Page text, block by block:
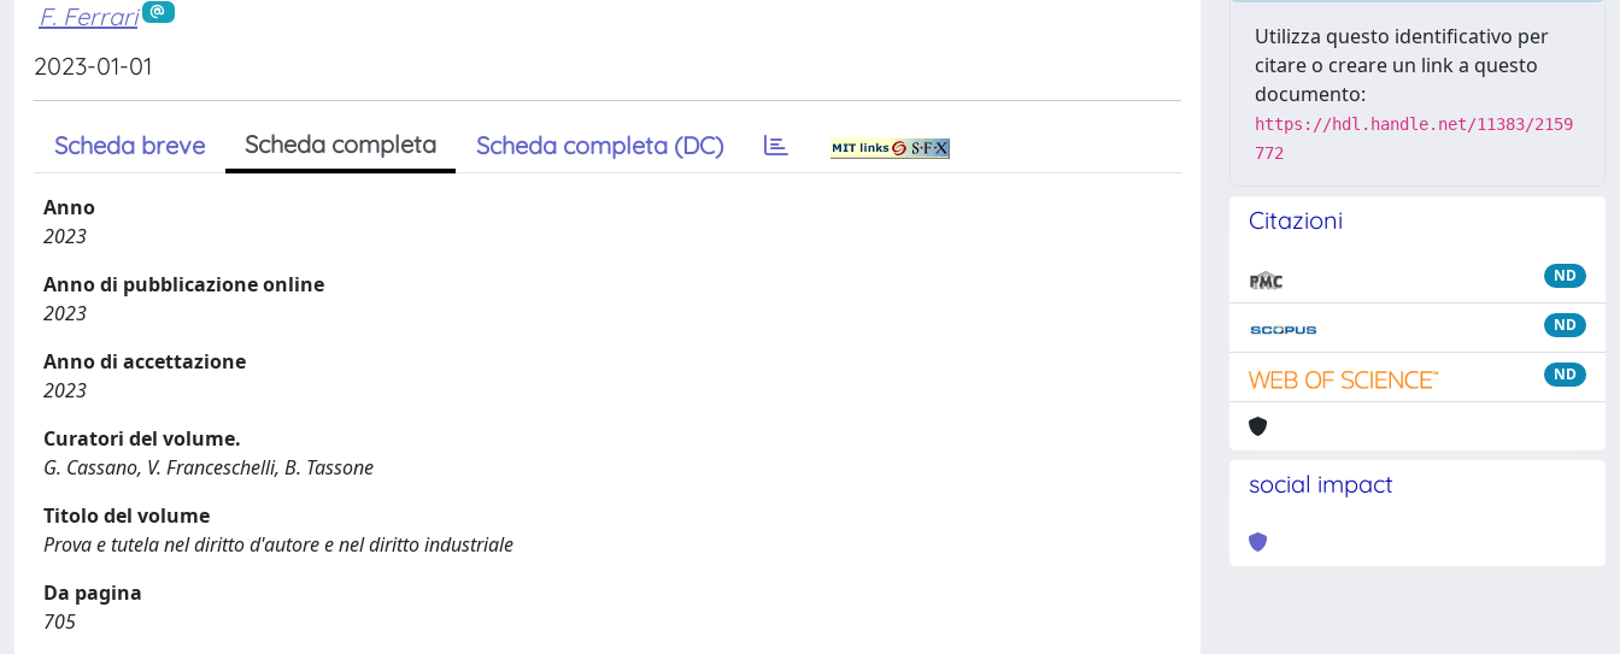
F. Ferrari
2023-01-01
Scheda breve Scheda completa Scheda completa (DC)
Anno
2023
Anno di pubblicazione online
2023
Anno di accettazione
2023
Curatori del volume.
G. Cassano, V. Franceschelli, B. Tassone
Titolo del volume
Prova e tutela nel diritto d'autore e nel diritto industriale
Da pagina
705
Utilizza questo identificativo per
citare o creare un link a questo
documento:
https://hdl.handle.net/11383/2159
772
Citazioni
ND
ND
ND
social impact